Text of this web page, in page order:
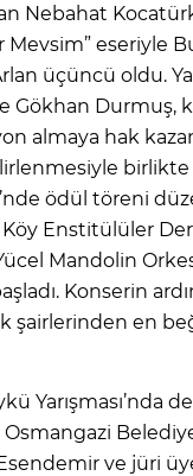
Nebahat
eseriyle
üçüncü oldu.
Gökhan Durmuş,
almaya hak
birlikte
ödül töreni
Enstitülüler
Mandolin
Konserin
şairlerinden en
Yarışması’nda
Esendemir ve jüri